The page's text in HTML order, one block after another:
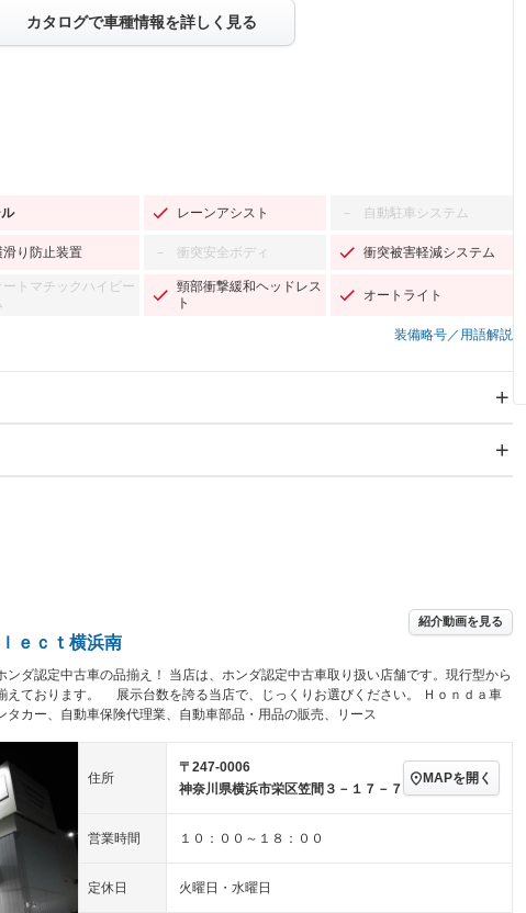
カタログで車種情報を詳しく見る
レーンアシスト － 自動駐車システム
滑り防止装置 － 衝突安全ボディ 衝突被害軽減システム
ートマチックハイビー
頸部衝撃緩和ヘッドレス
ト
オートライト
装備略号／用語解説
センターデフロック
示・試乗車
装備略号／用語解説
ャー／ミュージック
ーバー
キセノンライト) バックカメラ
アロ スマートキー － ローダウン
ワーシート 3列シート － ベンチシート
ークスルー 後席モニター 電動リアゲート
ートエアコン 全周囲カメラ
ｅｃｔ横浜南
紹介動画を見る
ダ認定中古車の品揃え！ 当店は、ホンダ認定中古車取り扱い店舗です。現行型から
えております。 展示台数を誇る当店で、じっくりお選びください。 Ｈｏｎｄａ車
タカー、自動車保険代理業、自動車部品・用品の販売、リース
住所
〒247-0006
神奈川県横浜市栄区笠間３－１７－７
MAPを開く
営業時間 １０：００～１８：００
定休日 火曜日・水曜日